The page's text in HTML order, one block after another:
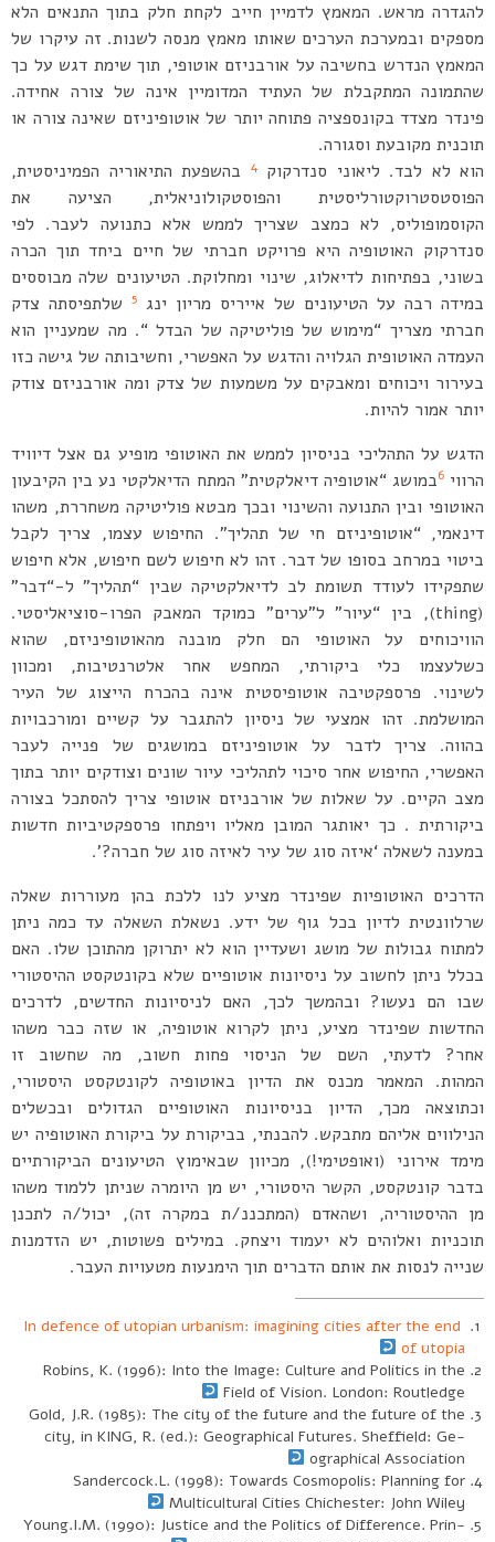
להגדרה מראש. המאמץ לדמיין חייב לקחת חלק בתוך התנאים הלא
מספקים ובמערכת הערכים שאותו מאמץ מנסה לשנות. זה עיקרו של
המאמץ הנדרש בחשיבה על אורבניזם אוטופי, תוך שימת דגש על כך
שהתמונה המתקבלת של העתיד המדומיין אינה של צורה אחידה.
פינדר מצדד בקונספציה פתוחה יותר של אוטופיניזם שאינה צורה או
תוכנית מקובעת וסגורה.
הוא לא לבד. ליאוני סנדרקוק4
בהשפעת התיאוריה הפמיניסטית,
הפוסטסטרוקטורליסטית והפוסטקולוניאלית, הציעה את
הקוסמופוליס, לא כמצב שצריך לממש אלא כתנועה לעבר. לפי
סנדרקוק האוטופיה היא פרויקט חברתי של חיים ביחד תוך הכרה
בשוני, בפתיחות לדיאלוג, שינוי ומחלוקת. הטיעונים שלה מבוססים
במידה רבה על הטיעונים של אייריס מריון ינג 5
שלתפיסתה צדק
חברתי מצריך “מימוש של פוליטיקה של הבדל “. מה שמעניין הוא
העמדה האוטופית הגלויה והדגש על האפשרי, וחשיבותה של גישה כזו
בעירור ויכוחים ומאבקים על משמעות של צדק ומה אורבניזם צודק
יותר אמור להיות.
הדגש על התהליכי בניסיון לממש את האוטופי מופיע גם אצל דיוויד
הרווי6במושג “אוטופיה דיאלקטית” המתח הדיאלקטי נע בין הקיבעון
האוטופי ובין התנועה והשינוי ובכך מבטא פוליטיקה משחררת, משהו
דינאמי, “אוטופיניזם חי של תהליך”. החיפוש עצמו, צריך לקבל
ביטוי במרחב בסופו של דבר. זהו לא חיפוש לשם חיפוש, אלא חיפוש
שתפקידו לעודד תשומת לב לדיאלקטיקה שבין “תהליך” ל-“דבר”
(thing), בין “עיור” ל”ערים” כמוקד המאבק הפרו-סוציאליסטי.
הוויכוחים על האוטופי הם חלק מובנה מהאוטופיניזם, שהוא
כשלעצמו כלי ביקורתי, המחפש אחר אלטרנטיבות, ומכוון
לשינוי. פרספקטיבה אוטופיסטית אינה בהכרח הייצוג של העיר
המושלמת. זהו אמצעי של ניסיון להתגבר על קשיים ומורכבויות
בהווה. צריך לדבר על אוטופיניזם במושגים של פנייה לעבר
האפשרי, החיפוש אחר סיכוי לתהליכי עיור שונים וצודקים יותר בתוך
מצב הקיים. על שאלות של אורבניזם אוטופי צריך להסתכל בצורה
ביקורתית . כך יאותגר המובן מאליו ויפתחו פרספקטיביות חדשות
במענה לשאלה ‘איזה סוג של עיר לאיזה סוג של חברה?’.
הדרכים האוטופיות שפינדר מציע לנו ללכת בהן מעוררות שאלה
שרלוונטית לדיון בכל גוף של ידע. נשאלת השאלה עד כמה ניתן
למתוח גבולות של מושג ושעדיין הוא לא יתרוקן מהתוכן שלו. האם
בכלל ניתן לחשוב על ניסיונות אוטופיים שלא בקונטקסט ההיסטורי
שבו הם נעשו? ובהמשך לכך, האם לניסיונות החדשים, לדרכים
החדשות שפינדר מציע, ניתן לקרוא אוטופיה, או שזה כבר משהו
אחר? לדעתי, השם של הניסוי פחות חשוב, מה שחשוב זו
המהות. המאמר מכנס את הדיון באוטופיה לקונטקסט היסטורי,
וכתוצאה מכך, הדיון בניסיונות האוטופיים הגדולים ובכשלים
הנילווים אליהם מתבקש. להבנתי, בביקורת על ביקורת האוטופיה יש
מימד אירוני (ואופטימי!), מכיוון שבאימוץ הטיעונים הביקורתיים
בדבר קונטקסט, הקשר היסטורי, יש מן היומרה שניתן ללמוד משהו
מן ההיסטוריה, ושהאדם (המתכננ/ת במקרה זה), יכול/ה לתכנן
תוכניות ואלוהים לא יעמוד ויצחק. במילים פשוטות, יש הזדמנות
שנייה לנסות את אותם הדברים תוך הימנעות מטעויות העבר.
In defence of utopian urbanism: imagining cities after the end
of utopia
Robins, K. (1996): Into the Image: Culture and Politics in the
Field of Vision. London: Routledge
Gold, J.R. (1985): The city of the future and the future of the
city, in KING, R. (ed.): Geographical Futures. Sheffield: Ge-
ographical Association
Sandercock.L. (1998): Towards Cosmopolis: Planning for
Multicultural Cities Chichester: John Wiley
Young.I.M. (1990): Justice and the Politics of Difference. Prin-